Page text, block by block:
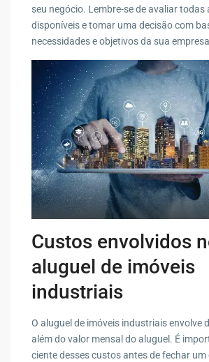
seu negócio. Lembre-se de avaliar todas
disponíveis e tomar uma decisão com
necessidades e objetivos da sua
Custos envolvidos
aluguel de imóveis
industriais
O aluguel de imóveis industriais envolve
além do valor mensal do aluguel. É
ciente desses custos antes de fechar